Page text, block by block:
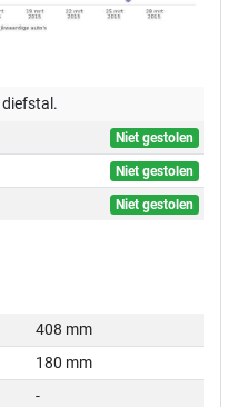
diefstal.
Niet gestolen
Niet gestolen
Niet gestolen
408 mm
180 mm
-